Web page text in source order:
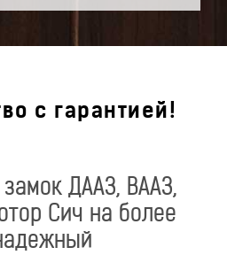
с гарантией!
ДААЗ, ВААЗ,
Сич на более